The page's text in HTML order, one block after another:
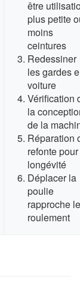
être
plus petite
moins
ceintures
Redessiner
les gardes
voiture
Vérification
la
de la
Réparation
refonte
longévité
Déplacer la
poulie
rapproche le
roulement